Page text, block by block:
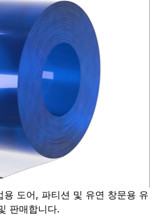
용 도어, 파티션 및 유연 창문용 유
판매합니다.